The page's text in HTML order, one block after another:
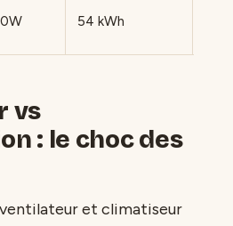
54 kWh
vs
: le choc des
et climatiseur